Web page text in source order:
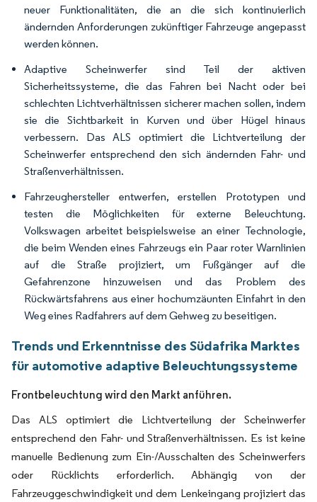
neuer Funktionalitäten, die an die sich kontinuierlich
ändernden Anforderungen zukünftiger Fahrzeuge angepasst
werden können.
Adaptive Scheinwerfer sind Teil der aktiven
Sicherheitssysteme, die das Fahren bei Nacht oder bei
schlechten Lichtverhältnissen sicherer machen sollen, indem
sie die Sichtbarkeit in Kurven und über Hügel hinaus
verbessern. Das ALS optimiert die Lichtverteilung der
Scheinwerfer entsprechend den sich ändernden Fahr- und
Straßenverhältnissen.
Fahrzeughersteller entwerfen, erstellen Prototypen und
testen die Möglichkeiten für externe Beleuchtung.
Volkswagen arbeitet beispielsweise an einer Technologie,
die beim Wenden eines Fahrzeugs ein Paar roter Warnlinien
auf die Straße projiziert, um Fußgänger auf die
Gefahrenzone hinzuweisen und das Problem des
Rückwärtsfahrens aus einer hochumzäunten Einfahrt in den
Weg eines Radfahrers auf dem Gehweg zu beseitigen.
Trends und Erkenntnisse des Südafrika Marktes
für automotive adaptive Beleuchtungssysteme
Frontbeleuchtung wird den Markt anführen.
Das ALS optimiert die Lichtverteilung der Scheinwerfer
entsprechend den Fahr- und Straßenverhältnissen. Es ist keine
manuelle Bedienung zum Ein-/Ausschalten des Scheinwerfers
oder Rücklichts erforderlich. Abhängig von der
Fahrzeuggeschwindigkeit und dem Lenkeingang projiziert das